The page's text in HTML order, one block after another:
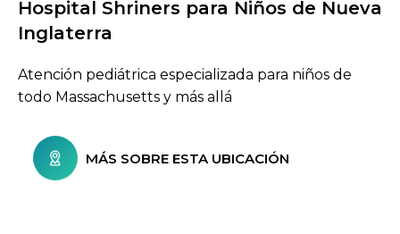
Buscar centros de atención
Hospital Shriners para Niños de Nueva
Inglaterra
Atención pediátrica especializada para niños de
todo Massachusetts y más allá
MÁS SOBRE ESTA UBICACIÓN